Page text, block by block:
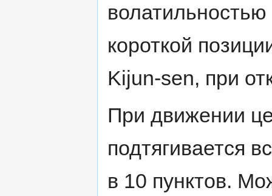
короткой
Kijun-sen, при
При движении
подтягивается
в 10 пунктов.